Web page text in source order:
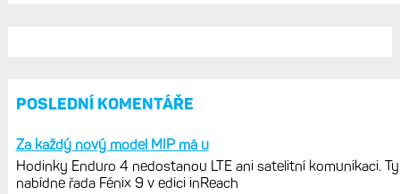
POSLEDNÍ KOMENTÁŘE
Za každý nový model MIP má u
Hodinky Enduro 4 nedostanou LTE ani satelitní komunikaci. Ty
nabídne řada Fénix 9 v edici inReach